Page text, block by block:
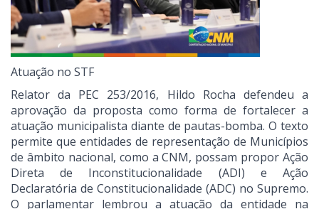
Atuação no STF
Relator da PEC 253/2016, Hildo Rocha defendeu a
aprovação da proposta como forma de fortalecer a
atuação municipalista diante de pautas-bomba. O texto
permite que entidades de representação de Municípios
de âmbito nacional, como a CNM, possam propor Ação
Direta de Inconstitucionalidade (ADI) e Ação
Declaratória de Constitucionalidade (ADC) no Supremo.
O parlamentar lembrou a atuação da entidade na